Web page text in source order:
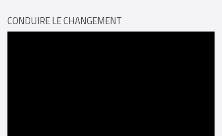
CONDUIRE LE CHANGEMENT